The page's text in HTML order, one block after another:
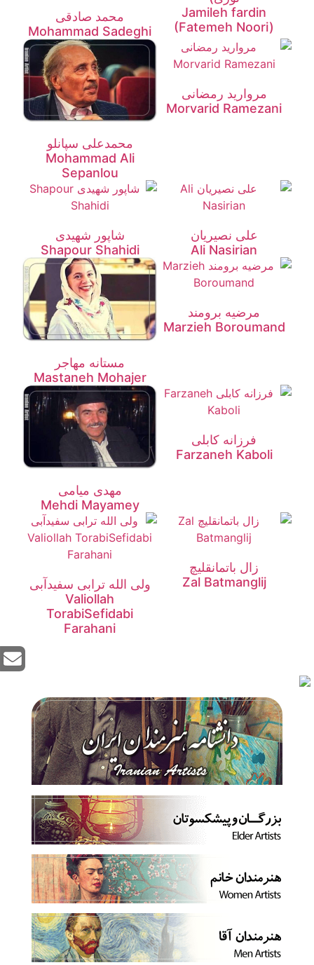
Jamileh fardin
(Fatemeh Noori)
محمد صادقی
Mohammad Sadeghi
مروارید رمضانی
Morvarid Ramezani
محمدعلی سپانلو
Mohammad Ali
Sepanlou
علی نصیریان
Ali Nasirian
شاپور شهیدی
Shapour Shahidi
مرضیه برومند
Marzieh Boroumand
مستانه مهاجر
Mastaneh Mohajer
فرزانه کابلی
Farzaneh Kaboli
مهدی میامی
Mehdi Mayamey
زال باتمانقلیچ
Zal Batmanglij
ولی الله ترابی سفیدآبی
Valiollah
TorabiSefidabi
Farahani